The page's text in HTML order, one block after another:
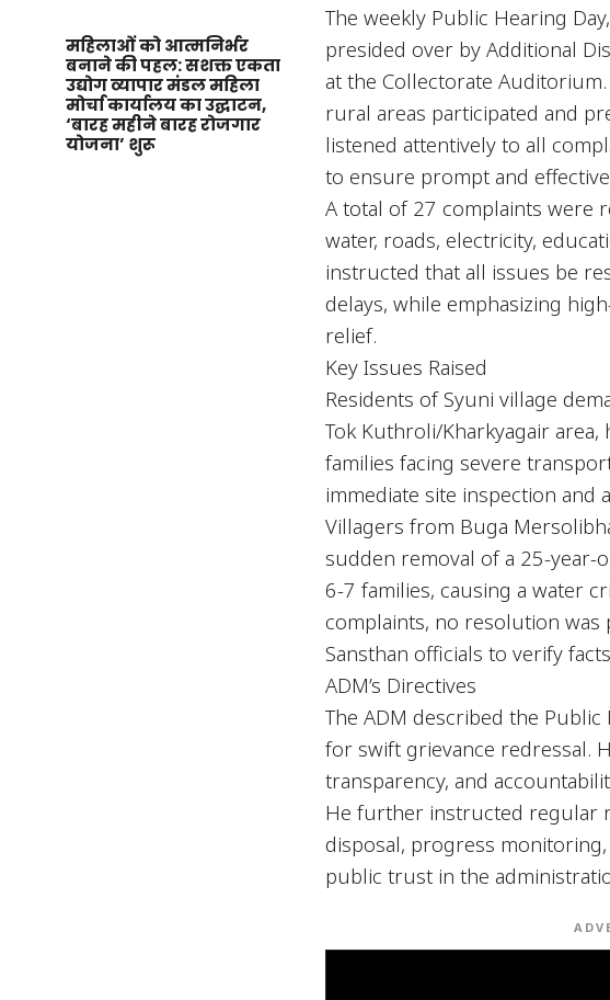
महिलाओं को आत्मनिर्भर
बनाने की पहल: सशक्त एकता
उद्योग व्यापार मंडल महिला
मोर्चा कार्यालय का उद्घाटन,
‘बारह महीने बारह रोजगार
योजना’ शुरू
The weekly Public Hearing
presided over by Additional
at the Collectorate
rural areas participated and
listened attentively to all
to ensure prompt and
A total of 27 complaints were
water, roads, electricity,
instructed that all issues be
delays, while emphasizing
relief.
Key Issues Raised
Residents of Syuni village
Tok Kuthroli/Kharkyagair
families facing severe
immediate site inspection and
Villagers from Buga
sudden removal of a 25-
6-7 families, causing a water
complaints, no resolution was
Sansthan officials to verify
ADM’s Directives
The ADM described the
for swift grievance redressal.
transparency, and
He further instructed regular
disposal, progress
public trust in the